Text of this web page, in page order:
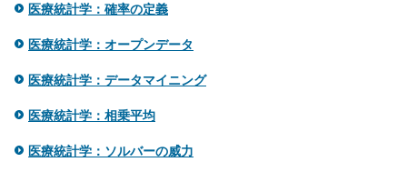
医療統計学：確率の定義
医療統計学：オープンデータ
医療統計学：データマイニング
医療統計学：相乗平均
医療統計学：ソルバーの威力